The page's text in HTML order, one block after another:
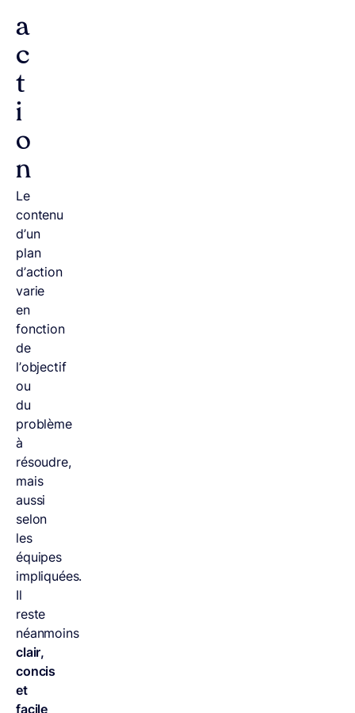
a
c
t
i
o
n
Le
contenu
d’un
plan
d’action
varie
en
fonction
de
l’objectif
ou
du
problème
à
résoudre,
mais
aussi
selon
les
équipes
impliquées.
Il
reste
néanmoins
clair,
concis
et
facile